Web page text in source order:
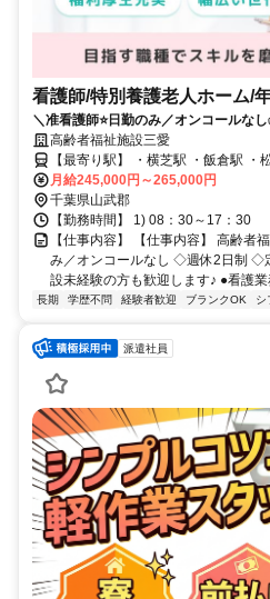
看護師/特別養護老人ホーム/
＼准看護師⭐日勤のみ／オンコールな
制度✅介護施設未経験の方も歓迎します
高齢者福祉施設三愛
【最寄り駅】 ・横芝駅 ・飯倉駅 ・
月給245,000円～265,000円
千葉県山武郡
【勤務時間】 1) 08：30～17：30
【仕事内容】 【仕事内容】 高齢
み／オンコールなし ◇週休2日制 ◇
設未経験の方も歓迎します♪ ●看護
長期 学歴不問 経験者歓迎 ブランクOK シ
派遣社員